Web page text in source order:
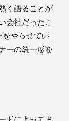
く語ることが
会社だったこ
をやらせてい
ーの統一感を